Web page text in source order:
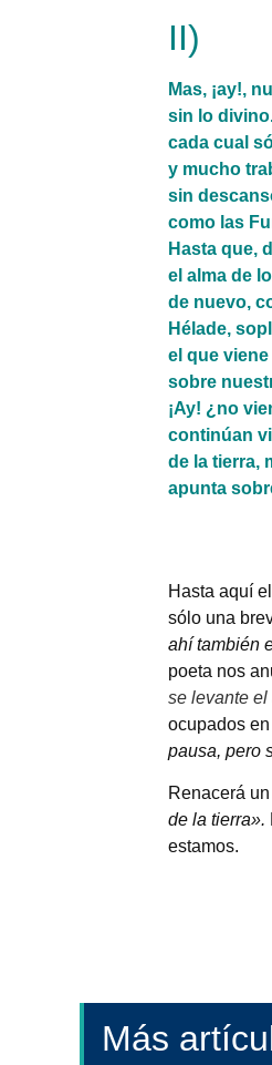
II)
Mas, ¡ay!,
sin lo
cada cual
y mucho
sin
como las
Hasta que,
el alma de
de
Hélade,
el que
sobre
¡Ay! ¿no
continúan
de la tierra,
apunta
Hasta aquí
sólo una
ahí también
poeta nos
se levante el
ocupados
pausa, pero
Renacerá
de la tierra».
estamos.
Más